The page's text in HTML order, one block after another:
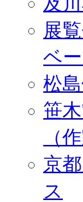
展
ベ
松
笹
（
京
ス